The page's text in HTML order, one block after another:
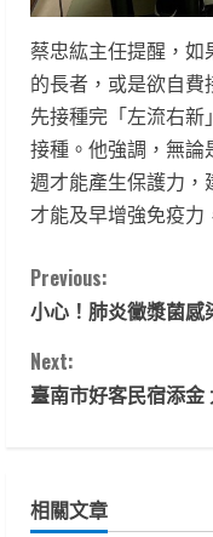
蔡忠紘主任提醒，如
的長者，或是欲自
先接種完「左流右
接種。他強調，無論
週才能產生保護力，
才能及早增強免疫力
C
o
n
i
Previous:
小心！肺炎黴漿菌感
Next:
臺南市好客民宿添
相關文章